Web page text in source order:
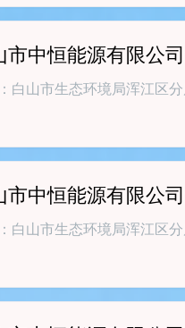
市中恒能源有限公
白山市生态环境局浑江区分
市中恒能源有限公
白山市生态环境局浑江区分